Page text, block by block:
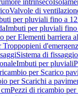
intrinseco
Valvole di
per pluviali fino a
Imbuti per pluviali fino
per Elementi barriera
Sistema di
Imbuti per pluviali
per Scarico
per Scarichi a
Pezzi di ricambio